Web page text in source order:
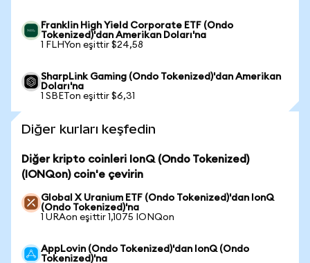
Franklin High Yield Corporate ETF (Ondo
Tokenized)'dan Amerikan Doları'na
1 FLHYon eşittir $24,58
SharpLink Gaming (Ondo Tokenized)'dan Amerikan
Doları'na
1 SBETon eşittir $6,31
Diğer kurları keşfedin
Diğer kripto coinleri IonQ (Ondo Tokenized)
(IONQon) coin'e çevirin
Global X Uranium ETF (Ondo Tokenized)'dan IonQ
(Ondo Tokenized)'na
1 URAon eşittir 1,1075 IONQon
AppLovin (Ondo Tokenized)'dan IonQ (Ondo
Tokenized)'na